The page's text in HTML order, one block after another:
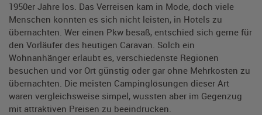
1950er Jahre los. Das Verreisen kam in Mode, doch viele
Menschen konnten es sich nicht leisten, in Hotels zu
übernachten. Wer einen Pkw besaß, entschied sich gerne für
den Vorläufer des heutigen Caravan. Solch ein
Wohnanhänger erlaubt es, verschiedenste Regionen
besuchen und vor Ort günstig oder gar ohne Mehrkosten zu
übernachten. Die meisten Campinglösungen dieser Art
waren vergleichsweise simpel, wussten aber im Gegenzug
mit attraktiven Preisen zu beeindrucken.